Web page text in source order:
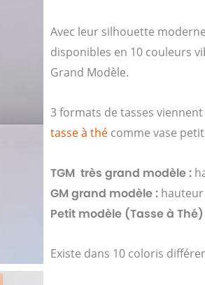
Avec leur silhouette
disponibles en 10 couleurs
Grand Modèle.
3 formats de tasses
tasse à thé comme vase
TGM très grand modèle :
GM grand modèle :
Petit modèle (Tasse à Thé)
Existe dans 10 coloris